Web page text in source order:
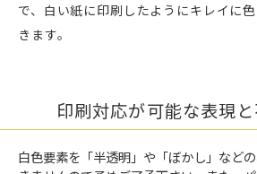
で、白い紙に印刷したようにキレイに
きます。
印刷対応が可能な表現
白色要素を「半透明」や「ぼかし」など